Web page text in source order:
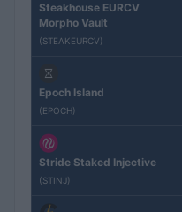
Steakhouse EURCV
Morpho Vault
(STEAKEURCV)
Epoch Island
(EPOCH)
Stride Staked Injective
(STINJ)